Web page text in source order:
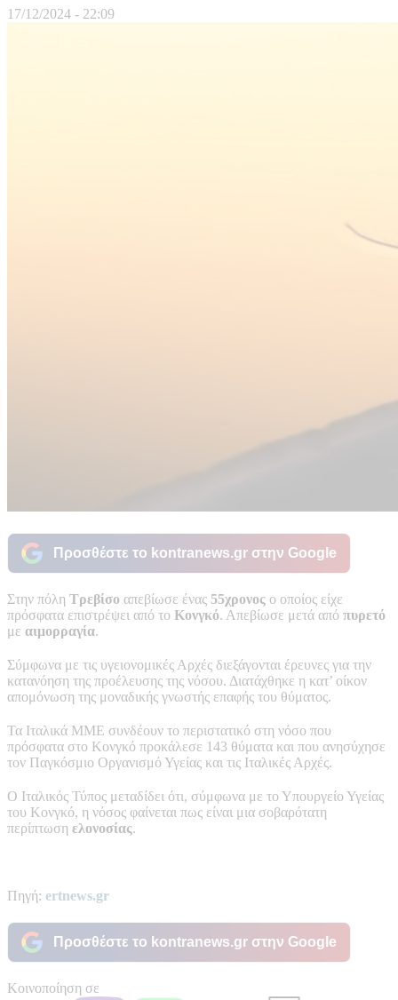
17/12/2024 - 22:09
Προσθέστε το kontranews.gr στην Google
Στην πόλη Τρεβίσο απεβίωσε ένας 55χρονος ο οποίος είχε
πρόσφατα επιστρέψει από το Κονγκό. Απεβίωσε μετά από πυρετό
με αιμορραγία.
Σύμφωνα με τις υγειονομικές Αρχές διεξάγονται έρευνες για την
κατανόηση της προέλευσης της νόσου. Διατάχθηκε η κατ’ οίκον
απομόνωση της μοναδικής γνωστής επαφής του θύματος.
Τα Ιταλικά ΜΜΕ συνδέουν το περιστατικό στη νόσο που
πρόσφατα στο Κονγκό προκάλεσε 143 θύματα και που ανησύχησε
τον Παγκόσμιο Οργανισμό Υγείας και τις Ιταλικές Αρχές.
Ο Ιταλικός Τύπος μεταδίδει ότι, σύμφωνα με το Υπουργείο Υγείας
του Κονγκό, η νόσος φαίνεται πως είναι μια σοβαρότατη
περίπτωση ελονοσίας.
Πηγή: ertnews.gr
Προσθέστε το kontranews.gr στην Google
Κοινοποίηση σε